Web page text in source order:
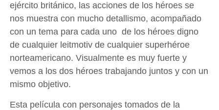
ejército británico, las acciones de los héroes se
nos muestra con mucho detallismo, acompañado
con un tema para cada uno de los héroes digno
de cualquier leitmotiv de cualquier superhéroe
norteamericano. Visualmente es muy fuerte y
vemos a los dos héroes trabajando juntos y con un
mismo objetivo.
Esta película con personajes tomados de la